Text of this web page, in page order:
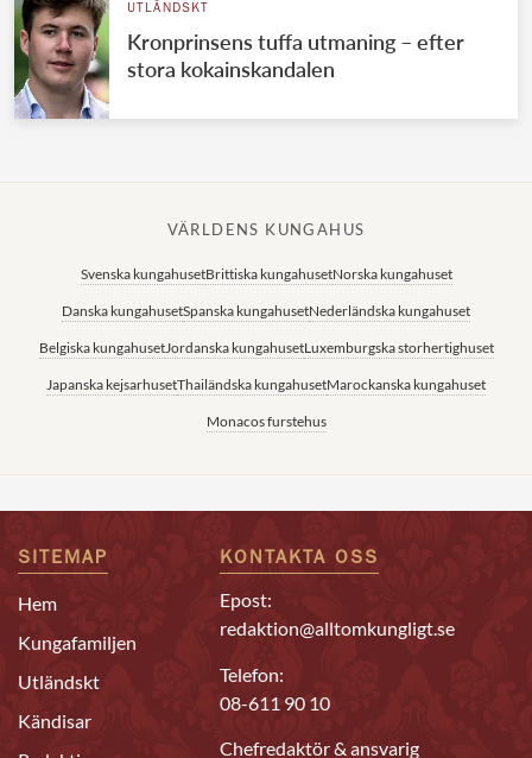
UTLÄNDSKT
Kronprinsens tuffa utmaning – efter
stora kokainskandalen
VÄRLDENS KUNGAHUS
Svenska kungahusetBrittiska kungahusetNorska kungahuset
Danska kungahusetSpanska kungahusetNederländska kungahuset
Belgiska kungahusetJordanska kungahusetLuxemburgska storhertighuset
Japanska kejsarhusetThailändska kungahusetMarockanska kungahuset
Monacos furstehus
SITEMAP
Hem
Kungafamiljen
Utländskt
Kändisar
KONTAKTA OSS
Epost:
redaktion@alltomkungligt.se
Telefon:
08-611 90 10
Chefredaktör & ansvarig